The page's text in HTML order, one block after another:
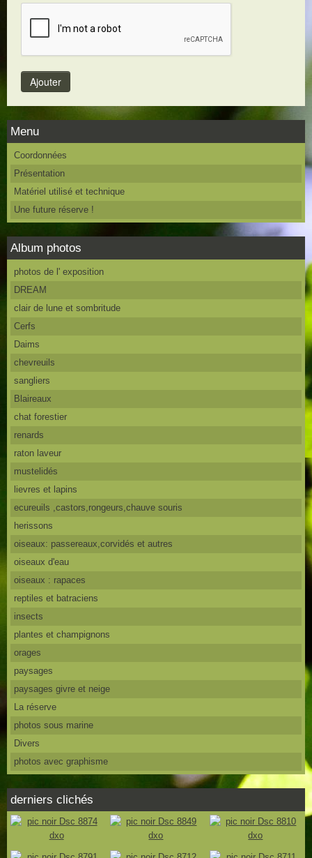
Menu
Coordonnées
Présentation
Matériel utilisé et technique
Une future réserve !
Album photos
photos de l' exposition
DREAM
clair de lune et sombritude
Cerfs
Daims
chevreuils
sangliers
Blaireaux
chat forestier
renards
raton laveur
mustelidés
lievres et lapins
ecureuils ,castors,rongeurs,chauve souris
herissons
oiseaux: passereaux,corvidés et autres
oiseaux d'eau
oiseaux : rapaces
reptiles et batraciens
insects
plantes et champignons
orages
paysages
paysages givre et neige
La réserve
photos sous marine
Divers
photos avec graphisme
derniers clichés